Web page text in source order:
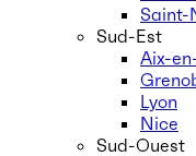
Saint-
Sud-Est
Aix-
Lyon
Nice
Sud-Ouest